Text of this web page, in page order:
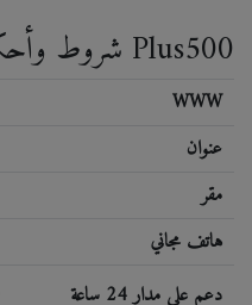
شروط وأحكام التداول Plus500
WWW
عنوان
مقر
هاتف مجاني
دعم على مدار 24 ساعة